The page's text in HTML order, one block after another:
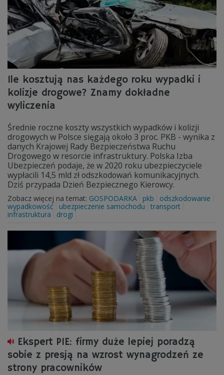
Ile kosztują nas każdego roku wypadki i
kolizje drogowe? Znamy dokładne
wyliczenia
Średnie roczne koszty wszystkich wypadków i kolizji
drogowych w Polsce sięgają około 3 proc. PKB - wynika z
danych Krajowej Rady Bezpieczeństwa Ruchu
Drogowego w resorcie infrastruktury. Polska Izba
Ubezpieczeń podaje, że w 2020 roku ubezpieczyciele
wypłacili 14,5 mld zł odszkodowań komunikacyjnych.
Dziś przypada Dzień Bezpiecznego Kierowcy.
Zobacz więcej na temat: GOSPODARKA pkb
odszkodowanie
wypadkowość
ubezpieczenie samochodu
transport
infrastruktura
drogi
Ekspert PIE: firmy duże lepiej poradzą
sobie z presją na wzrost wynagrodzeń ze
strony pracowników